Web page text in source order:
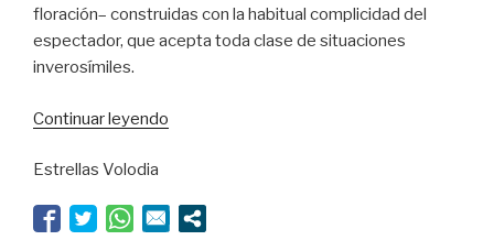
floración– construidas con la habitual complicidad del
espectador, que acepta toda clase de situaciones
inverosímiles.
Continuar leyendo
Estrellas Volodia